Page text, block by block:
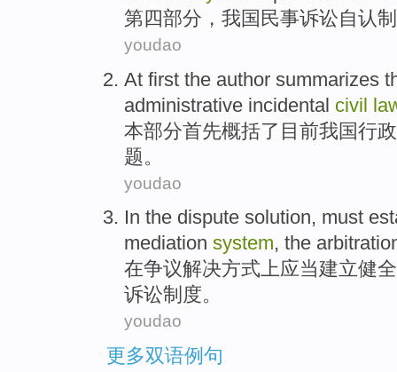
第四部分 ， 我国 民事诉讼自认
youdao
At first the author summarizes
administrative incidental civil
本部分首先概括了 目前我国行政
题。
youdao
In the dispute solution, must
mediation system, the
在争议解决方式上应当建立健全
诉讼制度。
youdao
更多双语例句